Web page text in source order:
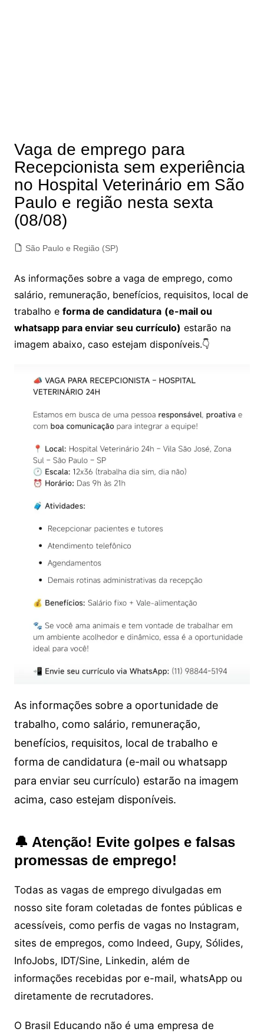
Vaga de emprego para
Recepcionista sem experiência
no Hospital Veterinário em São
Paulo e região nesta sexta
(08/08)
São Paulo e Região (SP)
As informações sobre a vaga de emprego, como
salário, remuneração, benefícios, requisitos, local de
trabalho e forma de candidatura (e-mail ou
whatsapp para enviar seu currículo) estarão na
imagem abaixo, caso estejam disponíveis.👇
As informações sobre a oportunidade de
trabalho, como salário, remuneração,
benefícios, requisitos, local de trabalho e
forma de candidatura (e-mail ou whatsapp
para enviar seu currículo) estarão na imagem
acima, caso estejam disponíveis.
🔔 Atenção! Evite golpes e falsas
promessas de emprego!
Todas as vagas de emprego divulgadas em
nosso site foram coletadas de fontes públicas e
acessíveis, como perfis de vagas no Instagram,
sites de empregos, como Indeed, Gupy, Sólides,
InfoJobs, IDT/Sine, Linkedin, além de
informações recebidas por e-mail, whatsApp ou
diretamente de recrutadores.
O Brasil Educando não é uma empresa de